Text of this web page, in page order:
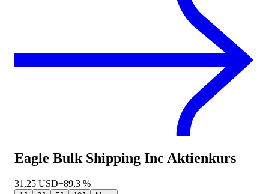
Eagle Bulk Shipping Inc Aktienkurs
31,25 USD+89,3 %